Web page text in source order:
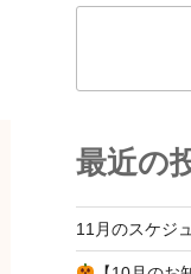
最近の
11月のスケジ